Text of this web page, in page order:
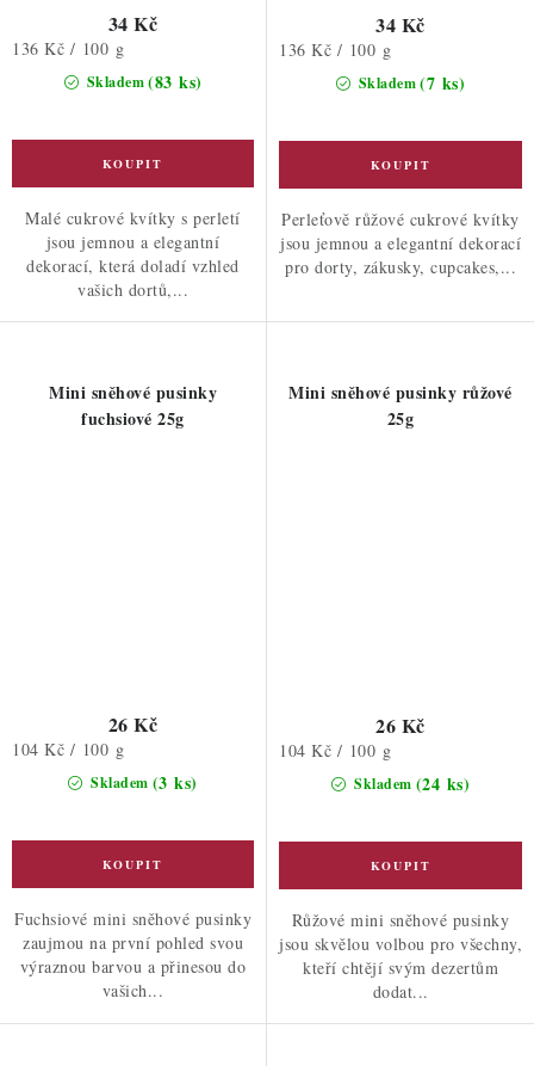
Skladem(83 ks)
34 Kč
Měrná
136 Kč / 100 g
Malé cukrové kvítky s perletí
jsou jemnou a elegantní
dekorací, která doladí vzhled
vašich dortů,...
Skladem(7 ks)
34 Kč
Měrná
136 Kč / 100 g
Perleťově růžové cukrové kvítky
jsou jemnou a elegantní dekorací
pro dorty, zákusky, cupcakes,...
Mini sněhové pusinky
fuchsiové 25g
Skladem (3 ks)
26 Kč
Měrná
104 Kč / 100 g
Fuchsiové mini sněhové pusinky
zaujmou na první pohled svou
výraznou barvou a přinesou do
vašich...
Mini sněhové pusinky růžové
25g
Skladem (24 ks)
26 Kč
Měrná
104 Kč / 100 g
Růžové mini sněhové pusinky
jsou skvělou volbou pro všechny,
kteří chtějí svým dezertům
dodat...